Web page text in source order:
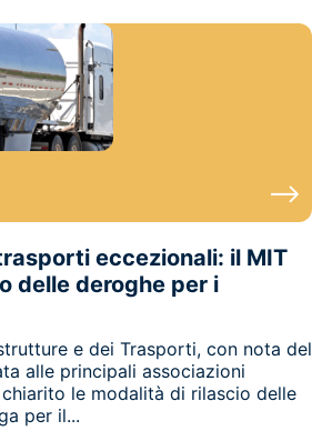
eccezionali: il MIT
delle deroghe per i
e dei Trasporti, con nota del
alle principali associazioni
le modalità di rilascio delle
per il...